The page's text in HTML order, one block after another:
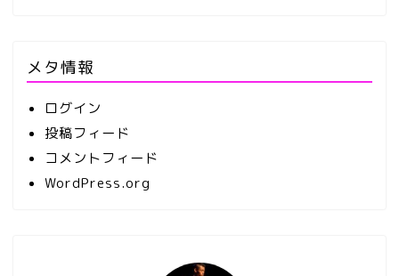
メタ情報
ログイン
投稿フィード
コメントフィード
WordPress.org